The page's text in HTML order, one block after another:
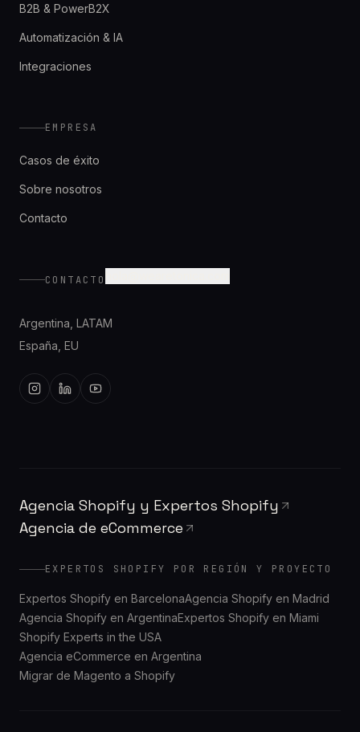
B2B & PowerB2X
Automatización & IA
Integraciones
EMPRESA
Casos de éxito
Sobre nosotros
Contacto
CONTACTO
Argentina LATAM
España EU
Agencia Shopify y Expertos Shopify
Agencia de eCommerce
EXPERTOS SHOPIFY POR REGIÓN Y PROYECTO
Expertos Shopify en BarcelonaAgencia Shopify en Madrid
Agencia Shopify en ArgentinaExpertos Shopify en Miami
Shopify Experts in the USA
Agencia eCommerce en Argentina
Migrar de Magento a Shopify